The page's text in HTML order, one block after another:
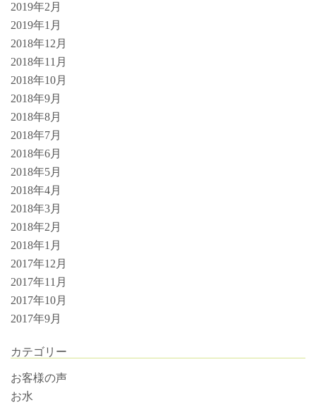
2019年2月
2019年1月
2018年12月
2018年11月
2018年10月
2018年9月
2018年8月
2018年7月
2018年6月
2018年5月
2018年4月
2018年3月
2018年2月
2018年1月
2017年12月
2017年11月
2017年10月
2017年9月
カテゴリー
お客様の声
お水